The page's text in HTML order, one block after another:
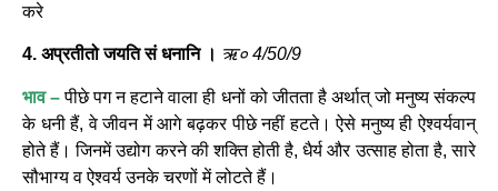
करे
4. अप्रतीतो जयति सं धनानि । ऋ० 4/50/9
भाव –पीछे पग न हटाने वाला ही धनों को जीतता है अर्थात् जो मनुष्य संकल्प
के धनी हैं, वे जीवन में आगे बढ़कर पीछे नहीं हटते। ऐसे मनुष्य ही ऐश्वर्यवान्
होते हैं। जिनमें उद्योग करने की शक्ति होती है, धैर्य और उत्साह होता है, सारे
सौभाग्य व ऐश्वर्य उनके चरणों में लोटते हैं।